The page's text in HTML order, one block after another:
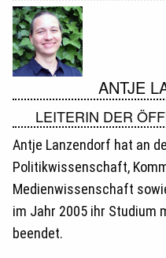
ANTJE
LEITERIN DER
Antje Lanzendorf hat an
Politikwissenschaft,
Medienwissenschaft
im Jahr 2005 ihr Studium
beendet.